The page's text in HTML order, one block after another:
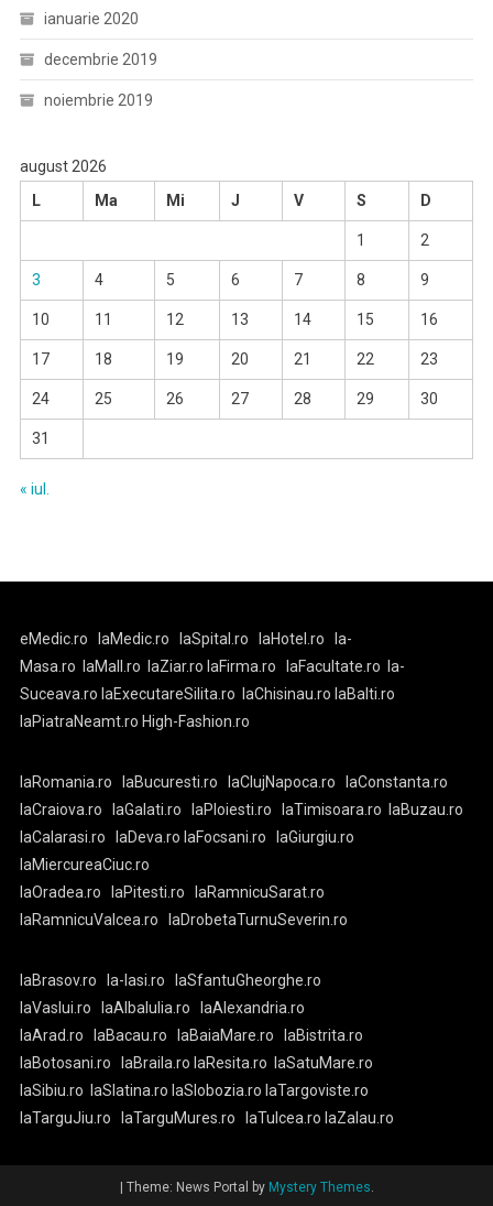
ianuarie 2020
decembrie 2019
noiembrie 2019
august 2026
L
Ma Mi J V S D
1 2
3 4 5 6 7 8 9
10 11 12 13 14 15 16
17 18 19 20 21 22 23
24 25 26 27 28 29 30
31
« iul.
eMedic.ro laMedic.ro laSpital.ro laHotel.ro
la-
Masa.ro
laMall.ro laZiar.ro laFirma.ro laFacultate.ro
la-
Suceava.ro laExecutareSilita.ro laChisinau.ro laBalti.ro
laPiatraNeamt.ro High-Fashion.ro
laRomania.ro laBucuresti.ro laClujNapoca.ro
laConstanta.ro
laCraiova.ro
laGalati.ro laPloiesti.ro laTimisoara.ro
laBuzau.ro
laCalarasi.ro
laDeva.ro laFocsani.ro
laGiurgiu.ro
laMiercureaCiuc.ro
laOradea.ro
laPitesti.ro
laRamnicuSarat.ro
laRamnicuValcea.ro
laDrobetaTurnuSeverin.ro
laBrasov.ro la-Iasi.ro
laSfantuGheorghe.ro
laVaslui.ro
laAlbaIulia.ro
laAlexandria.ro
laArad.ro
laBacau.ro laBaiaMare.ro
laBistrita.ro
laBotosani.ro
laBraila.ro laResita.ro
laSatuMare.ro
laSibiu.ro
laSlatina.ro laSlobozia.ro laTargoviste.ro
laTarguJiu.ro
laTarguMures.ro laTulcea.ro laZalau.ro
Theme: News Portal by Mystery Themes.